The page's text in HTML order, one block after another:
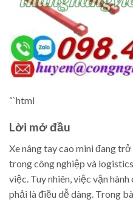
“`html
Lời mở đầu
Xe nâng tay cao mini đang
trong công nghiệp và
việc. Tuy nhiên, việc vận
phải là điều dễ dàng. Trong